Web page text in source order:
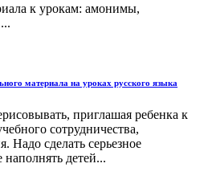
к урокам: амонимы,
материала на уроках русского языка
приглашая ребенка к
сотрудничества,
Надо сделать серьезное
детей...